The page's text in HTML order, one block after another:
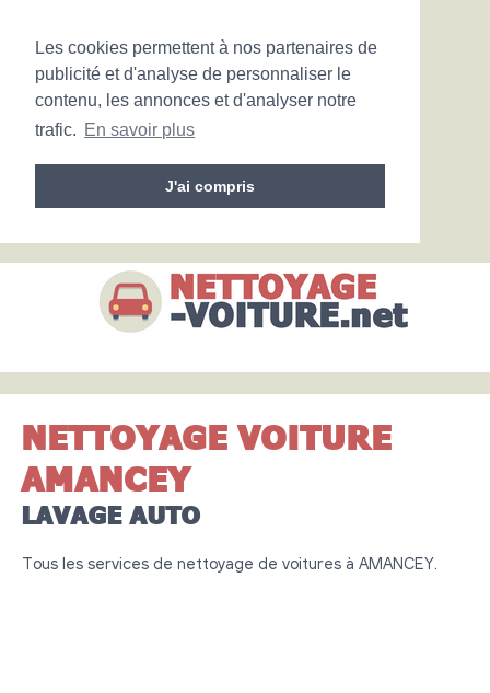
Les cookies permettent à nos partenaires de
publicité et d'analyse de personnaliser le
contenu, les annonces et d'analyser notre
trafic. En savoir plus
J'ai compris
NETTOYAGE VOITURE
AMANCEY
LAVAGE AUTO
Tous les services de nettoyage de voitures à AMANCEY.